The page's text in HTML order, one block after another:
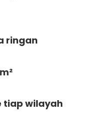
ringan
tiap wilayah